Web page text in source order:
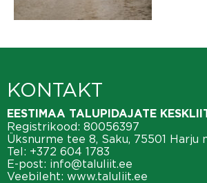
KONTAKT
EESTIMAA TALUPIDAJATE
Registrikood: 80056397
Üksnurme tee 8, Saku, 75501 Harju
Tel: +372 604 1783
E-post: info@taluliit.ee
Veebileht: www.taluliit.ee